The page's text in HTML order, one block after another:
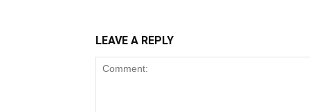
LEAVE A REPLY